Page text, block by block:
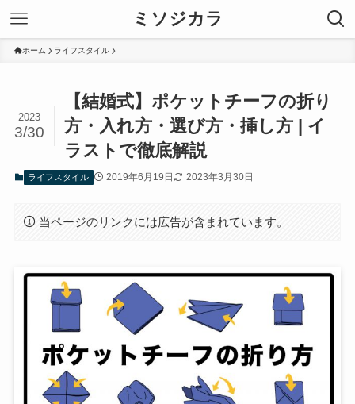
ミソジカラ
ホーム ライフスタイル
【結婚式】ポケットチーフの折り
方・入れ方・選び方・挿し方 | イ
ラストで徹底解説
2023
3/30
ライフスタイル 2019年6月19日 2023年3月30日
当ページのリンクには広告が含まれています。